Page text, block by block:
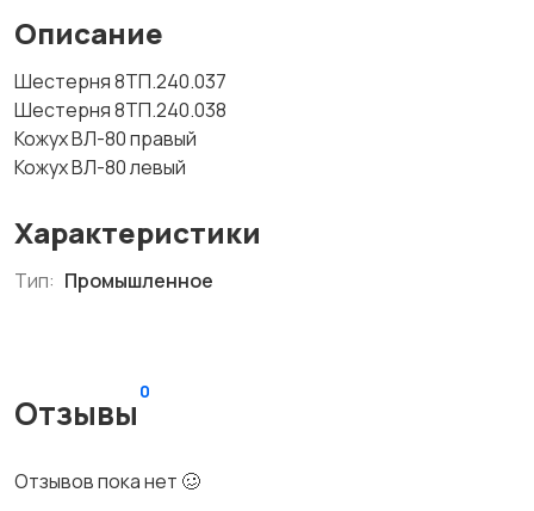
Описание
Шестерня 8ТП.240.037
Шестерня 8ТП.240.038
Кожух ВЛ-80 правый
Кожух ВЛ-80 левый
Характеристики
Тип: Промышленное
Отзывы
0
Отзывов пока нет 🥴